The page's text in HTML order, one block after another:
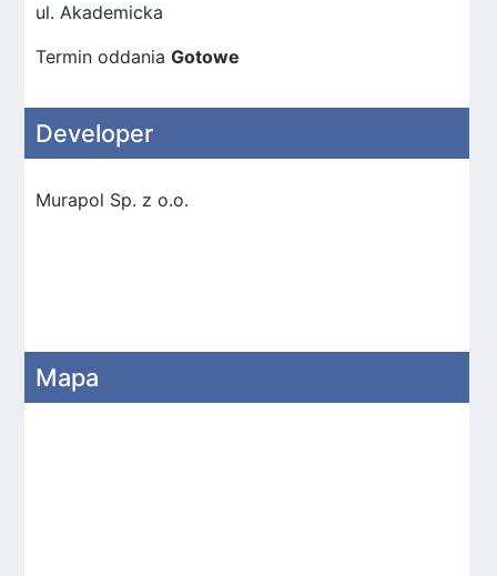
ul. Akademicka
Termin oddaniaGotowe
Developer
Murapol Sp. z o.o.
Mapa